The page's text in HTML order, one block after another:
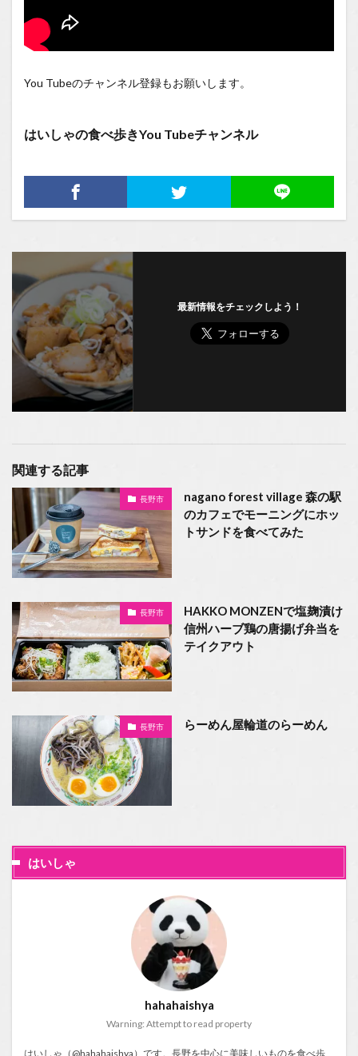
You Tubeのチャンネル登録もお願いします。
はいしゃの食べ歩きYou Tubeチャンネル
最新情報をチェックしよう！
関連する記事
長野市
nagano forest village 森の駅
のカフェでモーニングにホッ
トサンドを食べてみた
長野市
HAKKO MONZENで塩麹漬け
信州ハーブ鶏の唐揚げ弁当を
テイクアウト
長野市 らーめん屋輪道のらーめん
はいしゃ
hahahaishya
Warning: Attempt to read property
はいしゃ（@hahahaishya）です。長野を中心に美味しいものを食べ歩